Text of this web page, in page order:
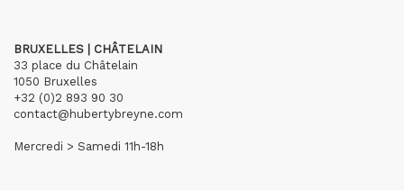
BRUXELLES | CHÂTELAIN
33 place du Châtelain
1050 Bruxelles
+32 (0)2 893 90 30
contact@hubertybreyne.com
Mercredi > Samedi 11h-18h